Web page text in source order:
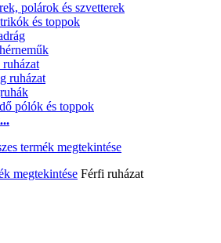
polárok és szvetterek
és toppok
ruházat
pólók és toppok
megtekintése Férfi ruházat